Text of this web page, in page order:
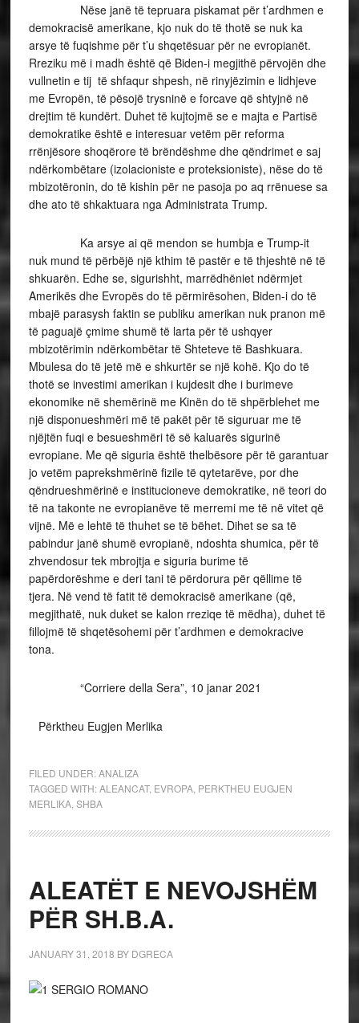
Nëse janë të tepruara piskamat për t’ardhmen e
demokracisë amerikane, kjo nuk do të thotë se nuk ka
arsye të fuqishme për t’u shqetësuar për ne evropianët.
Rreziku më i madh është që Biden-i megjithë përvojën dhe
vullnetin e tij të shfaqur shpesh, në rinyjëzimin e lidhjeve
me Evropën, të pësojë trysninë e forcave që shtyjnë në
drejtim të kundërt. Duhet të kujtojmë se e majta e Partisë
demokratike është e interesuar vetëm për reforma
rrënjësore shoqërore të brëndëshme dhe qëndrimet e saj
ndërkombëtare (izolacioniste e proteksioniste), nëse do të
mbizotëronin, do të kishin për ne pasoja po aq rrënuese sa
dhe ato të shkaktuara nga Administrata Trump.
Ka arsye ai që mendon se humbja e Trump-it
nuk mund të përbëjë një kthim të pastër e të thjeshtë në të
shkuarën. Edhe se, sigurishht, marrëdhëniet ndërmjet
Amerikës dhe Evropës do të përmirësohen, Biden-i do të
mbajë parasysh faktin se publiku amerikan nuk pranon më
të paguajë çmime shumë të larta për të ushqyer
mbizotërimin ndërkombëtar të Shteteve të Bashkuara.
Mbulesa do të jetë më e shkurtër se një kohë. Kjo do të
thotë se investimi amerikan i kujdesit dhe i burimeve
ekonomike në shemërinë me Kinën do të shpërblehet me
një disponueshmëri më të pakët për të siguruar me të
njëjtën fuqi e besueshmëri të së kaluarës sigurinë
evropiane. Me që siguria është thelbësore për të garantuar
jo vetëm paprekshmërinë fizile të qytetarëve, por dhe
qëndrueshmërinë e institucioneve demokratike, në teori do
të na takonte ne evropianëve të merremi me të në vitet që
vijnë. Më e lehtë të thuhet se të bëhet. Dihet se sa të
pabindur janë shumë evropianë, ndoshta shumica, për të
zhvendosur tek mbrojtja e siguria burime të
papërdorëshme e deri tani të përdorura për qëllime të
tjera. Në vend të fatit të demokracisë amerikane (që,
megjithatë, nuk duket se kalon rreziqe të mëdha), duhet të
fillojmë të shqetësohemi për t’ardhmen e demokracive
tona.
“Corriere della Sera”, 10 janar 2021
Përktheu Eugjen Merlika
FILED UNDER:ANALIZA
TAGGED WITH:ALEANCAT, EVROPA, PERKTHEU EUGJEN
MERLIKA, SHBA
ALEATЁT E NEVOJSHЁM
PЁR SH.B.A.
JANUARY 31, 2018 BY DGRECA